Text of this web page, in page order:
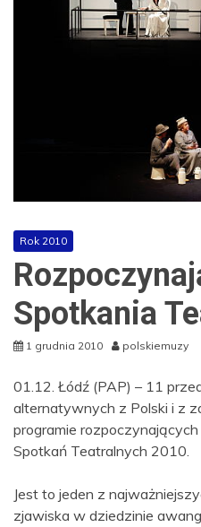
Rok 2010
Spotkania
1 grudnia 2010 polskiemuzy
01.12. Łódź (PAP) – 11
alternatywnych z Polski i z
programie
Spotkań Teatralnych 2010.
Jest to jeden z
zjawiska w dziedzinie